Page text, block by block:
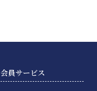
会員サービス